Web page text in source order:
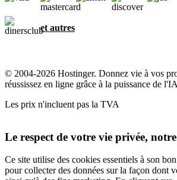
et autres
© 2004-2026 Hostinger. Donnez vie à vos
réussissez en ligne grâce à la puissance de
Les prix n'incluent pas la TVA
Le respect de votre vie privée,
Ce site utilise des cookies essentiels à son
pour collecter des données sur la façon dont